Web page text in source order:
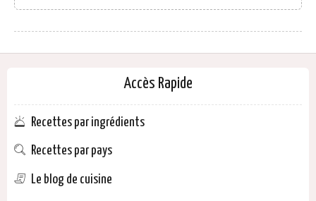
Accès Rapide
Recettes par ingrédients
Recettes par pays
Le blog de cuisine